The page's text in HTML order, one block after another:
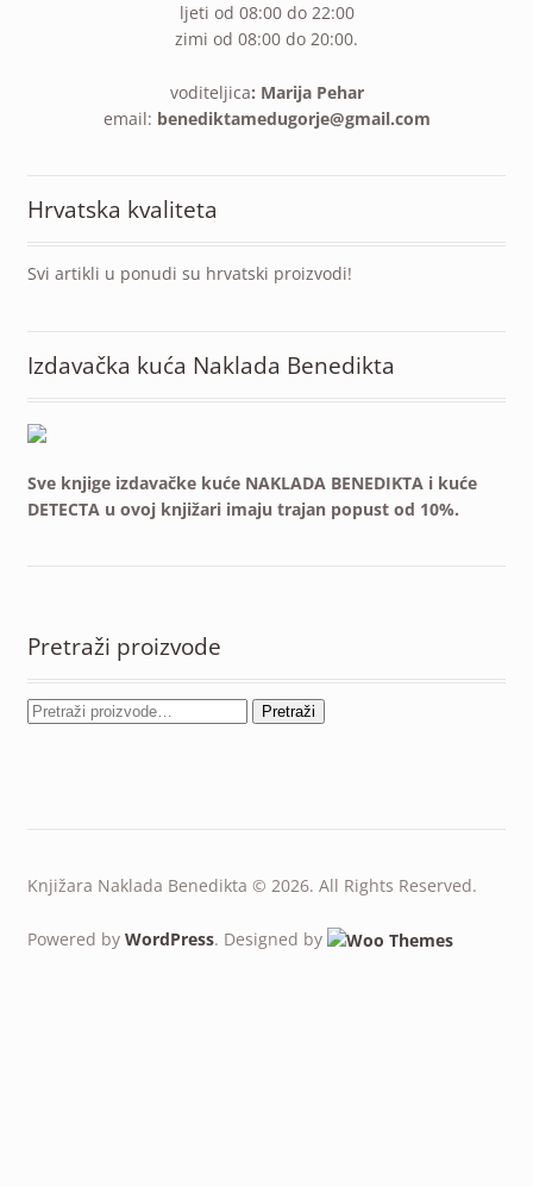
ljeti od 08:00 do 22:00
zimi od 08:00 do 20:00.
voditeljica: Marija Pehar
email: benediktamedugorje@gmail.com
Hrvatska kvaliteta
Svi artikli u ponudi su hrvatski proizvodi!
Izdavačka kuća Naklada Benedikta
Sve knjige izdavačke kuće NAKLADA BENEDIKTA i kuće
DETECTA u ovoj knjižari imaju trajan popust od 10%.
Pretraži proizvode
Pretraži
Knjižara Naklada Benedikta © 2026. All Rights Reserved.
Powered by WordPress. Designed by